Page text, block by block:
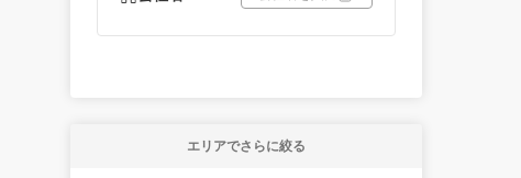
エリアでさらに絞る